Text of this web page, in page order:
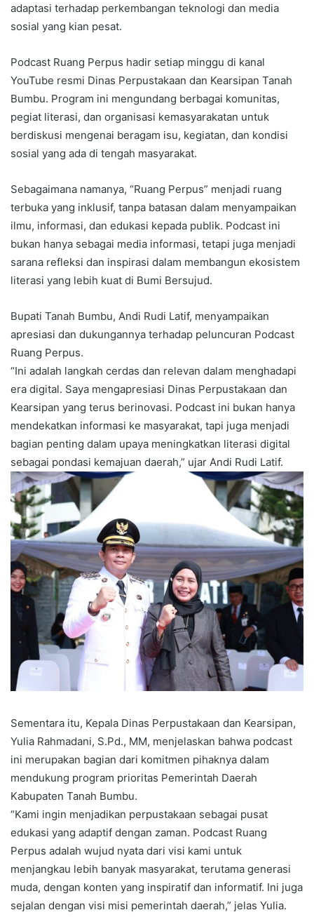
adaptasi terhadap perkembangan teknologi dan media
sosial yang kian pesat.
Podcast Ruang Perpus hadir setiap minggu di kanal
YouTube resmi Dinas Perpustakaan dan Kearsipan Tanah
Bumbu. Program ini mengundang berbagai komunitas,
pegiat literasi, dan organisasi kemasyarakatan untuk
berdiskusi mengenai beragam isu, kegiatan, dan kondisi
sosial yang ada di tengah masyarakat.
Sebagaimana namanya, “Ruang Perpus” menjadi ruang
terbuka yang inklusif, tanpa batasan dalam menyampaikan
ilmu, informasi, dan edukasi kepada publik. Podcast ini
bukan hanya sebagai media informasi, tetapi juga menjadi
sarana refleksi dan inspirasi dalam membangun ekosistem
literasi yang lebih kuat di Bumi Bersujud.
Bupati Tanah Bumbu, Andi Rudi Latif, menyampaikan
apresiasi dan dukungannya terhadap peluncuran Podcast
Ruang Perpus.
“Ini adalah langkah cerdas dan relevan dalam menghadapi
era digital. Saya mengapresiasi Dinas Perpustakaan dan
Kearsipan yang terus berinovasi. Podcast ini bukan hanya
mendekatkan informasi ke masyarakat, tapi juga menjadi
bagian penting dalam upaya meningkatkan literasi digital
sebagai pondasi kemajuan daerah,” ujar Andi Rudi Latif.
Sementara itu, Kepala Dinas Perpustakaan dan Kearsipan,
Yulia Rahmadani, S.Pd., MM, menjelaskan bahwa podcast
ini merupakan bagian dari komitmen pihaknya dalam
mendukung program prioritas Pemerintah Daerah
Kabupaten Tanah Bumbu.
“Kami ingin menjadikan perpustakaan sebagai pusat
edukasi yang adaptif dengan zaman. Podcast Ruang
Perpus adalah wujud nyata dari visi kami untuk
menjangkau lebih banyak masyarakat, terutama generasi
muda, dengan konten yang inspiratif dan informatif. Ini juga
sejalan dengan visi misi pemerintah daerah,” jelas Yulia.